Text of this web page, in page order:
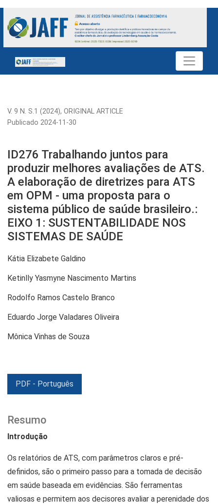
ID276 Trabalhando juntos para produzir melhores
V. 9 N. S.1 (2024), ORIGINAL ARTICLE
ID276 Trabalhando juntos para
produzir melhores avaliações de ATS.
A elaboração de diretrizes para ATS
em OPM - uma proposta para o
sistema público de saúde brasileiro.:
EIXO 1: SUSTENTABILIDADE NOS
SISTEMAS DE SAÚDE
Publicado 2024-11-30
Kátia Elizabete Galdino
Ketinlly Yasmyne Nascimento Martins
Rodolfo Ramos Castelo Branco
Eduardo Jorge Valadares Oliveira
Mônica Vinhas de Souza
PDF - Português
Resumo
Introdução
Os relatórios de ATS, com parâmetros claros e pré-
definidos, são o primeiro passo para a tomada de decisão
em saúde baseada em evidências. São ferramentas
valiosas e permitem aos decisores avaliar a perenidade dos